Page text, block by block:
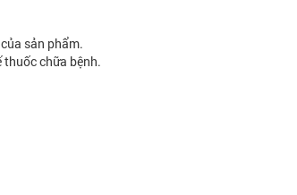
sản phẩm.
chữa bệnh.